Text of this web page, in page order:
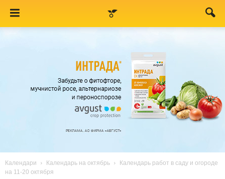
Календари Календарь на октябрь
Календарь работ в саду и огороде
на 11-20 октября